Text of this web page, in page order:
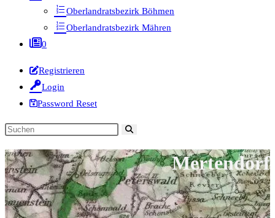
Oberlandratsbezirk Böhmen
Oberlandratsbezirk Mähren
0
Registrieren
Login
Password Reset
Diese
durchsuchen
Mertendorf